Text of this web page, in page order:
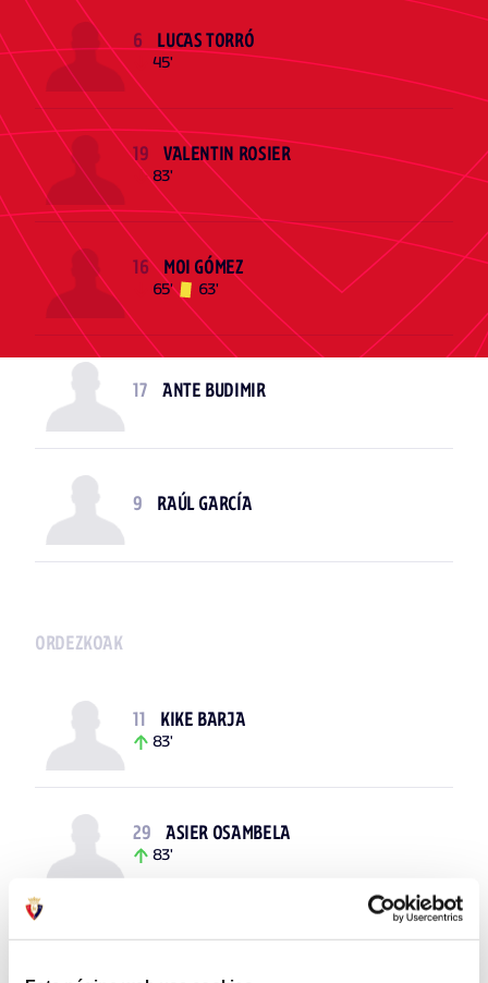
6
LUCAS TORRÓ
45'
19
VALENTIN ROSIER
83'
16
MOI GÓMEZ
65'
63'
17 ANTE BUDIMIR
9 RAÚL GARCÍA
ORDEZKOAK
11
KIKE BARJA
83'
29
ASIER OSAMBELA
83'
18
SHERALDO BECKER